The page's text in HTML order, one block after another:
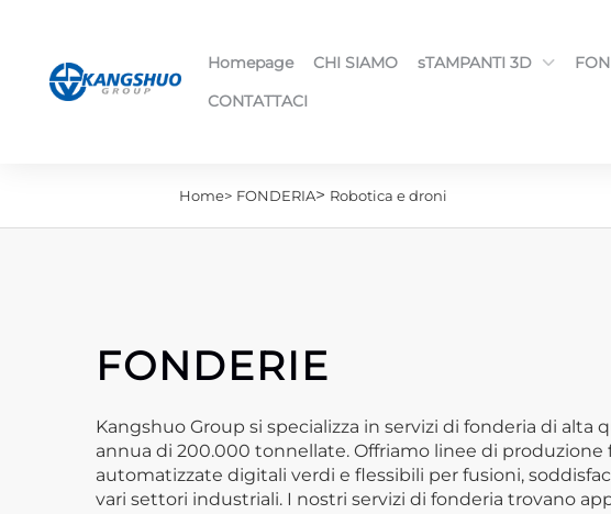
Homepage CHI SIAMO sTAMPANTI 3D
CONTATTACI
Home> FONDERIA> Robotica e droni
FONDERIE
Kangshuo Group si specializza in servizi di fonderia di
annua di 200.000 tonnellate. Offriamo linee di
automatizzate digitali verdi e flessibili per fusioni,
vari settori industriali. I nostri servizi di fonderia trovano